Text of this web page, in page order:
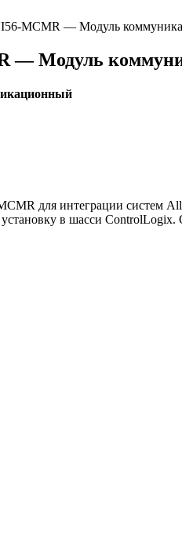
MCMR — Модуль
— Модуль
для интеграции систем
в шасси